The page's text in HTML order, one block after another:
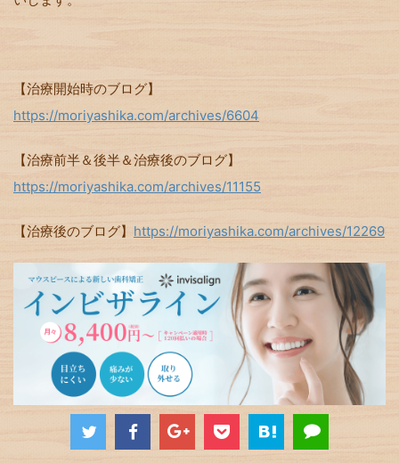
【治療開始時のブログ】
https://moriyashika.com/archives/6604
【治療前半＆後半＆治療後のブログ】
https://moriyashika.com/archives/11155
【治療後のブログ】 https://moriyashika.com/archives/12269